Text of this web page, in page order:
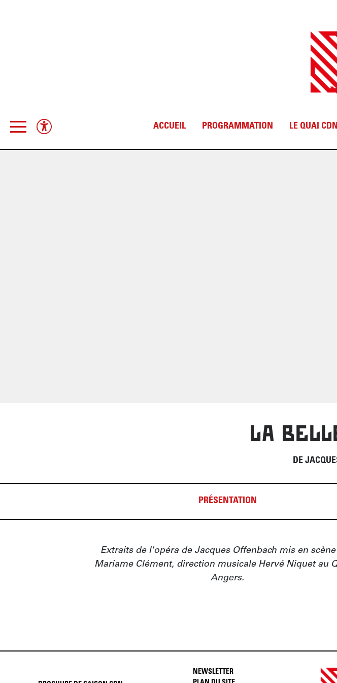
ACCUEIL PROGRAMMATION LE QUAI CDN
LA
DE
PRÉSENTATION
Extraits de l'opéra de Jacques Offenbach mis en
Mariame Clément, direction musicale Hervé Niquet au
Angers.
NEWSLETTER